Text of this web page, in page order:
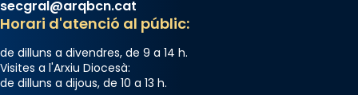
secgral@arqbcn.cat
Horari d'atenció al públic:
de dilluns a divendres, de 9 a 14 h.
Visites a l'Arxiu Diocesà:
de dilluns a dijous, de 10 a 13 h.